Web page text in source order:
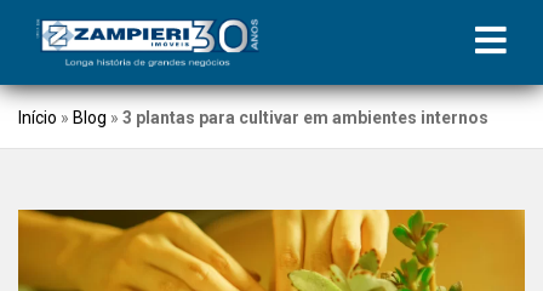
Início » Blog » 3 plantas para cultivar em ambientes internos